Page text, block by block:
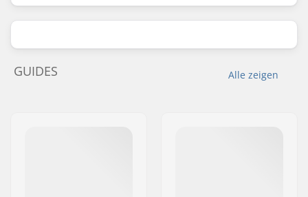
Alle zeigen
GUIDES